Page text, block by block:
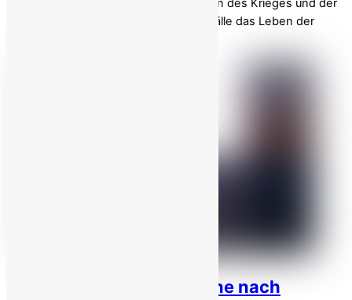
darauf hin, dass unter den Bedingungen des Krieges und der
Gefahr unvorhergesehener Zwischenfälle das Leben der
Iran richtet drei Gefangene nach